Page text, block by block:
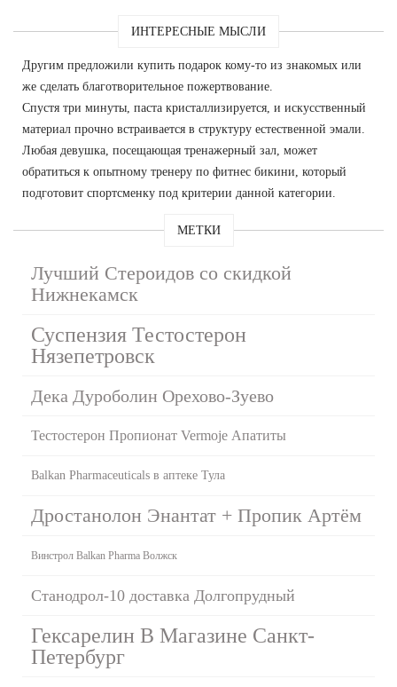
ИНТЕРЕСНЫЕ МЫСЛИ
Другим предложили купить подарок кому-то из знакомых или
же сделать благотворительное пожертвование.
Спустя три минуты, паста кристаллизируется, и искусственный
материал прочно встраивается в структуру естественной эмали.
Любая девушка, посещающая тренажерный зал, может
обратиться к опытному тренеру по фитнес бикини, который
подготовит спортсменку под критерии данной категории.
МЕТКИ
Лучший Стероидов со скидкой
Нижнекамск
Суспензия Тестостерон
Нязепетровск
Дека Дуроболин Орехово-Зуево
Тестостерон Пропионат Vermoje Апатиты
Balkan Pharmaceuticals в аптеке Тула
Дростанолон Энантат + Пропик Артём
Винстрол Balkan Pharma Волжск
Станодрол-10 доставка Долгопрудный
Гексарелин В Магазине Санкт-
Петербург